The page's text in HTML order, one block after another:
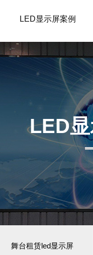
LED显示屏案例
LED
舞台租赁led显示屏